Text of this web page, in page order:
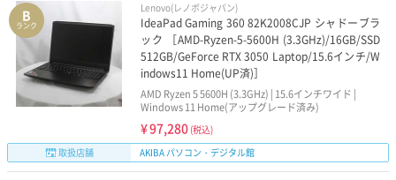
B
ランク
Lenovo(レノボジャパン)
IdeaPad Gaming 360 82K2008CJP シャドーブラ
ック ［AMD-Ryzen-5-5600H (3.3GHz)/16GB/SSD
512GB/GeForce RTX 3050 Laptop/15.6インチ/W
indows11 Home(UP済)］
AMD Ryzen 5 5600H (3.3GHz) | 15.6インチワイド |
Windows 11 Home(アップグレード済み)
¥97,280 (税込)
取扱店舗
AKIBA パソコン・デジタル館